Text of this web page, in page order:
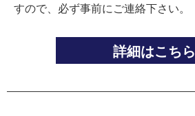
すので、必ず事前にご連絡下さい。
詳細はこちら